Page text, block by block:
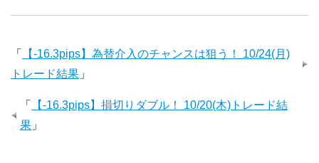
「
【-16.3pips】為替介入のチャンスは狙う！ 10/24(月)
トレード結果 」
「
【-16.3pips】損切りダブル！ 10/20(木)トレード結
果 」